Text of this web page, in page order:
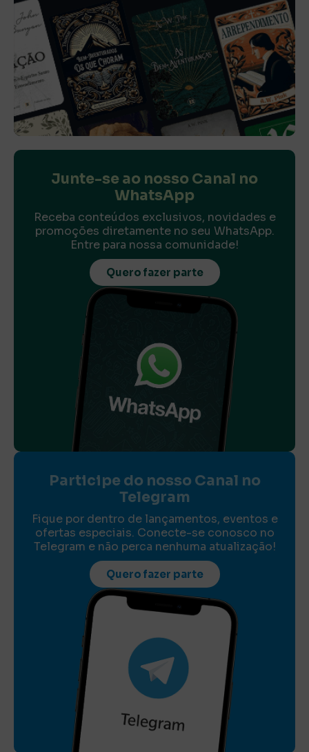
Junte-se ao nosso Canal no
WhatsApp
Receba conteúdos exclusivos, novidades e
promoções diretamente no seu WhatsApp.
Entre para nossa comunidade!
Quero fazer parte
Participe do nosso Canal no
Telegram
Fique por dentro de lançamentos, eventos e
ofertas especiais. Conecte-se conosco no
Telegram e não perca nenhuma atualização!
Quero fazer parte